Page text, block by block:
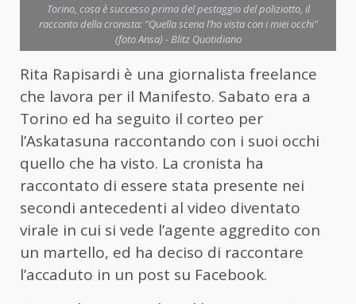
Torino, cosa è successo prima del pestaggio del poliziotto, il
racconto della cronista: "Quella scena l’ho vista con i miei occhi"
(foto Ansa) - Blitz Quotidiano
Rita Rapisardi è una giornalista freelance
che lavora per il Manifesto. Sabato era a
Torino ed ha seguito il corteo per
l’Askatasuna raccontando con i suoi occhi
quello che ha visto. La cronista ha
raccontato di essere stata presente nei
secondi antecedenti al video diventato
virale in cui si vede l’agente aggredito con
un martello, ed ha deciso di raccontare
l’accaduto in un post su Facebook.